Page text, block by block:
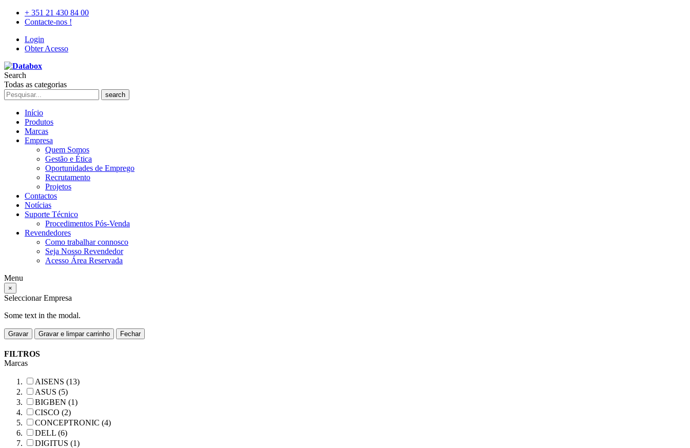
+ 351 21 430 84 00
Contacte-nos !
Login
Obter Acesso
Search
Todas as categorias
search
Início
Produtos
Marcas
Empresa
Quem Somos
Gestão e Ética
Oportunidades de Emprego
Recrutamento
Projetos
Contactos
Notícias
Suporte Técnico
Procedimentos Pós-Venda
Revendedores
Como trabalhar connosco
Seja Nosso Revendedor
Acesso Área Reservada
Menu
×
Seleccionar Empresa
Some text in the modal.
Gravar Gravar e limpar carrinho Fechar
FILTROS
Marcas
AISENS (13)
ASUS (5)
BIGBEN (1)
CISCO (2)
CONCEPTRONIC (4)
DELL (6)
DIGITUS (1)